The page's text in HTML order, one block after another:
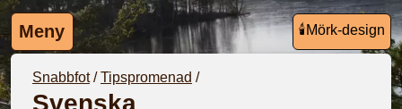
Meny 🕯️Mörk-design
Snabbfot/Tipspromenad /
Svenska